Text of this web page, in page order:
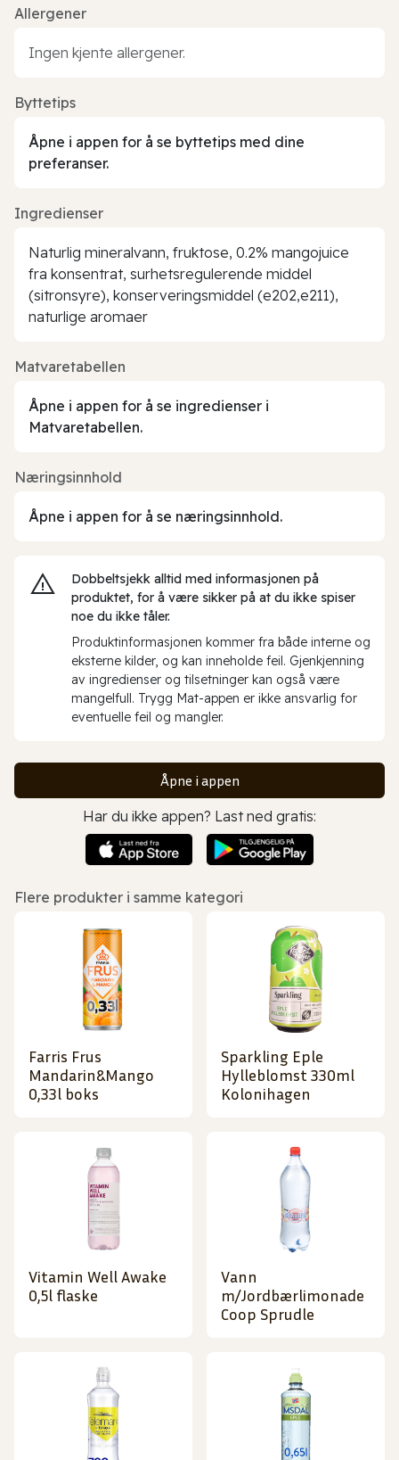
Allergener
Ingen kjente allergener.
Byttetips
Åpne i appen for å se byttetips med dine
preferanser.
Ingredienser
Naturlig mineralvann, fruktose, 0.2% mangojuice
fra konsentrat, surhetsregulerende middel
(sitronsyre), konserveringsmiddel (e202,e211),
naturlige aromaer
Matvaretabellen
Åpne i appen for å se ingredienser i
Matvaretabellen.
Næringsinnhold
Åpne i appen for å se næringsinnhold.
Dobbeltsjekk alltid med informasjonen på
produktet, for å være sikker på at du ikke spiser
noe du ikke tåler.
Produktinformasjonen kommer fra både interne og
eksterne kilder, og kan inneholde feil. Gjenkjenning
av ingredienser og tilsetninger kan også være
mangelfull. Trygg Mat-appen er ikke ansvarlig for
eventuelle feil og mangler.
Åpne i appen
Har du ikke appen? Last ned gratis:
Flere produkter i samme kategori
Farris Frus
Mandarin&Mango
0,33l boks
Sparkling Eple
Hylleblomst 330ml
Kolonihagen
Vitamin Well Awake
0,5l flaske
Vann
m/Jordbærlimonade
Coop Sprudle